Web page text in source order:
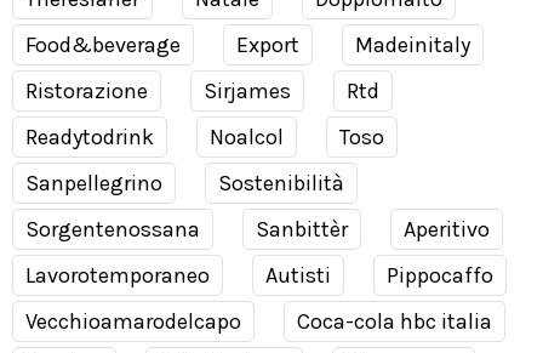
Food&beverage
Export
Madeinitaly
Ristorazione
Sirjames
Rtd
Readytodrink
Noalcol
Toso
Sanpellegrino
Sostenibilità
Sorgentenossana
Sanbittèr
Aperitivo
Lavorotemporaneo
Autisti
Pippocaffo
Vecchioamarodelcapo
Coca-cola hbc italia